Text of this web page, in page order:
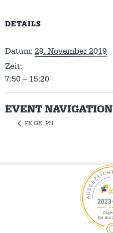
DETAILS
Datum: 29. November 2019
Zeit:
7:50 – 15:20
EVENT NAVIGATION
FK GE, PH